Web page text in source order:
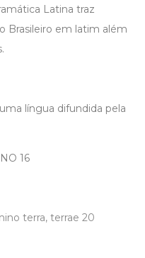
Latina traz
Brasileiro em latim além
língua difundida pela
16
terra, terrae 20